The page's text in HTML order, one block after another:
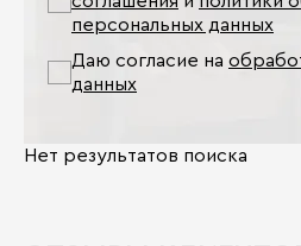
персональных данных
Даю согласие на
данных
Нет результатов поиска